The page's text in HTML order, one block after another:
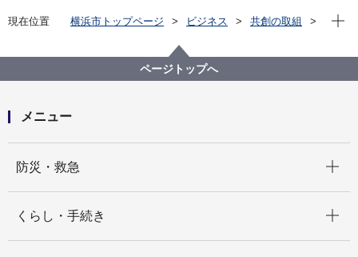
現在位置 横浜市トップページ ビジネス
共創の取組
文化財施設の指定管理について
横浜市歴史博物館等指定管理者選定評価委員会
現在
ページトップへ
メニュー
防災・救急
くらし・手続き